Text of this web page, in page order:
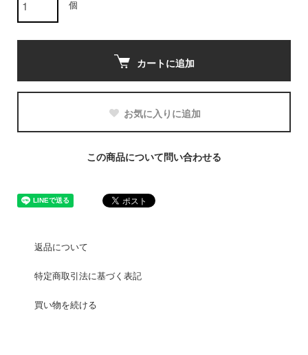
個
カートに追加
お気に入りに追加
この商品について問い合わせる
返品について
特定商取引法に基づく表記
買い物を続ける